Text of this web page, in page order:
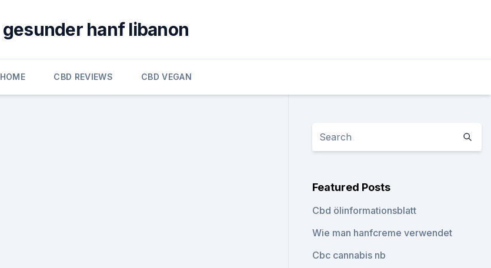
gesunder hanf libanon
HOME CBD REVIEWS CBD VEGAN
Featured Posts
Cbd ölinformationsblatt
Wie man hanfcreme verwendet
Cbc cannabis nb